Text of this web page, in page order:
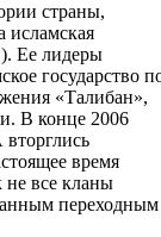
страны,
исламская
Ее лидеры
государство
«Талибан»,
В конце 2006
время
не все кланы
переходным